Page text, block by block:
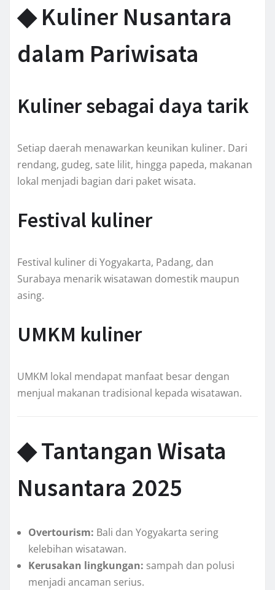
◆ Kuliner Nusantara
dalam Pariwisata
Kuliner sebagai daya tarik
Setiap daerah menawarkan keunikan kuliner. Dari
rendang, gudeg, sate lilit, hingga papeda, makanan
lokal menjadi bagian dari paket wisata.
Festival kuliner
Festival kuliner di Yogyakarta, Padang, dan
Surabaya menarik wisatawan domestik maupun
asing.
UMKM kuliner
UMKM lokal mendapat manfaat besar dengan
menjual makanan tradisional kepada wisatawan.
◆ Tantangan Wisata
Nusantara 2025
Overtourism: Bali dan Yogyakarta sering
kelebihan wisatawan.
Kerusakan lingkungan: sampah dan polusi
menjadi ancaman serius.